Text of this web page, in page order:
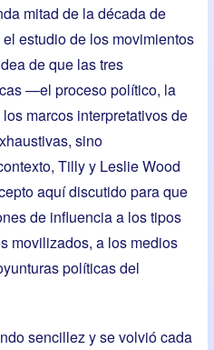
mitad de la década de
estudio de los movimientos
de que las tres
—el proceso político, la
marcos interpretativos de
sino
Tilly y Leslie Wood
aquí discutido para que
de influencia a los tipos
movilizados, a los medios
políticas del
sencillez y se volvió cada